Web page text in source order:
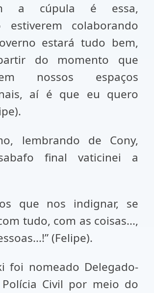
a cúpula é essa,
estiverem colaborando
estará tudo bem,
do momento que
nossos espaços
aí é que eu quero
lembrando de Cony,
final vaticinei a
que nos indignar, se
tudo, com as coisas...,
(Felipe).
foi nomeado Delegado-
Civil por meio do